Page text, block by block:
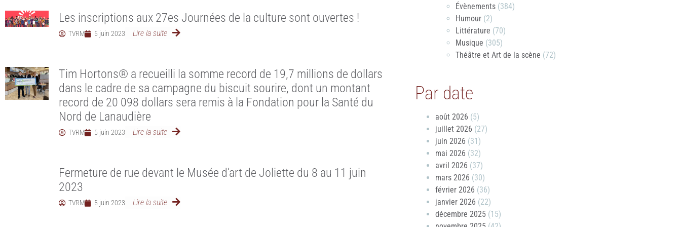
Les inscriptions aux 27es Journées de la culture sont ouvertes !
TVRM 5 juin 2023 Lire la suite
Tim Hortons® a recueilli la somme record de 19,7 millions de dollars
dans le cadre de sa campagne du biscuit sourire, dont un montant
record de 20 098 dollars sera remis à la Fondation pour la Santé du
Nord de Lanaudière
TVRM 5 juin 2023 Lire la suite
Fermeture de rue devant le Musée d’art de Joliette du 8 au 11 juin
2023
TVRM 5 juin 2023 Lire la suite
Évènements(384)
Humour(2)
Littérature (70)
Musique (305)
Théâtre et Art de la scène (72)
Par date
août 2026 (5)
juillet 2026 (27)
juin 2026 (31)
mai 2026 (32)
avril 2026 (37)
mars 2026 (30)
février 2026 (36)
janvier 2026 (22)
décembre 2025(15)